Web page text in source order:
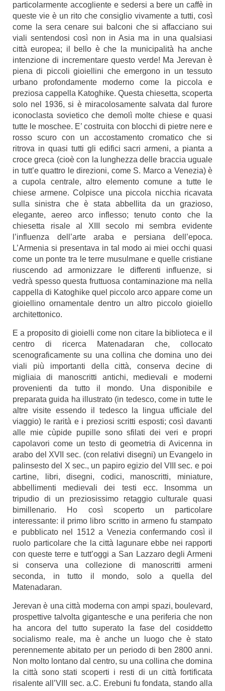
particolarmente accogliente e sedersi a bere un caffè in
queste vie è un rito che consiglio vivamente a tutti, così
come la sera cenare sui balconi che si affacciano sui
viali sentendosi così non in Asia ma in una qualsiasi
città europea; il bello è che la municipalità ha anche
intenzione di incrementare questo verde! Ma Jerevan è
piena di piccoli gioiellini che emergono in un tessuto
urbano profondamente moderno come la piccola e
preziosa cappella Katoghike. Questa chiesetta, scoperta
solo nel 1936, si è miracolosamente salvata dal furore
iconoclasta sovietico che demolì molte chiese e quasi
tutte le moschee. E’ costruita con blocchi di pietre nere e
rosso scuro con un accostamento cromatico che si
ritrova in quasi tutti gli edifici sacri armeni, a pianta a
croce greca (cioè con la lunghezza delle braccia uguale
in tutt’e quattro le direzioni, come S. Marco a Venezia) è
a cupola centrale, altro elemento comune a tutte le
chiese armene. Colpisce una piccola nicchia ricavata
sulla sinistra che è stata abbellita da un grazioso,
elegante, aereo arco inflesso; tenuto conto che la
chiesetta risale al XIII secolo mi sembra evidente
l’influenza dell’arte araba e persiana dell’epoca.
L’Armenia si presentava in tal modo ai miei occhi quasi
come un ponte tra le terre musulmane e quelle cristiane
riuscendo ad armonizzare le differenti influenze, si
vedrà spesso questa fruttuosa contaminazione ma nella
cappella di Katoghike quel piccolo arco appare come un
gioiellino ornamentale dentro un altro piccolo gioiello
architettonico.
E a proposito di gioielli come non citare la biblioteca e il
centro di ricerca Matenadaran che, collocato
scenograficamente su una collina che domina uno dei
viali più importanti della città, conserva decine di
migliaia di manoscritti antichi, medievali e moderni
provenienti da tutto il mondo. Una disponibile e
preparata guida ha illustrato (in tedesco, come in tutte le
altre visite essendo il tedesco la lingua ufficiale del
viaggio) le rarità e i preziosi scritti esposti; così davanti
alle mie cùpide pupille sono sfilati dei veri e propri
capolavori come un testo di geometria di Avicenna in
arabo del XVII sec. (con relativi disegni) un Evangelo in
palinsesto del X sec., un papiro egizio del VIII sec. e poi
cartine, libri, disegni, codici, manoscritti, miniature,
abbellimenti medievali dei testi ecc. Insomma un
tripudio di un preziosissimo retaggio culturale quasi
bimillenario. Ho così scoperto un particolare
interessante: il primo libro scritto in armeno fu stampato
e pubblicato nel 1512 a Venezia confermando così il
ruolo particolare che la città lagunare ebbe nei rapporti
con queste terre e tutt’oggi a San Lazzaro degli Armeni
si conserva una collezione di manoscritti armeni
seconda, in tutto il mondo, solo a quella del
Matenadaran.
Jerevan è una città moderna con ampi spazi, boulevard,
prospettive talvolta gigantesche e una periferia che non
ha ancora del tutto superato la fase del cosiddetto
socialismo reale, ma è anche un luogo che è stato
perennemente abitato per un periodo di ben 2800 anni.
Non molto lontano dal centro, su una collina che domina
la città sono stati scoperti i resti di un città fortificata
risalente all’VIII sec. a.C. Erebuni fu fondata, stando alla